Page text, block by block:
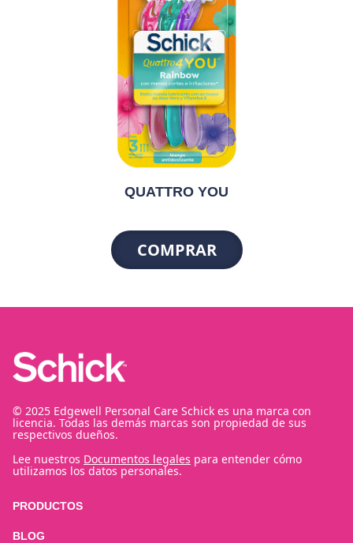
QUATTRO YOU
COMPRAR
© 2025 Edgewell Personal Care Schick es una marca con
licencia. Todas las demás marcas son propiedad de sus
respectivos dueños.
Lee nuestros Documentos legales para entender cómo
utilizamos los datos personales.
PRODUCTOS
BLOG